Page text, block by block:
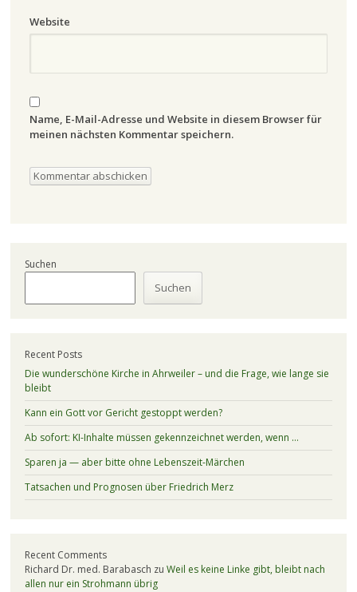
Website
Name, E-Mail-Adresse und Website in diesem Browser für
meinen nächsten Kommentar speichern.
Suchen
Suchen
Recent Posts
Die wunderschöne Kirche in Ahrweiler – und die Frage, wie lange sie
bleibt
Kann ein Gott vor Gericht gestoppt werden?
Ab sofort: KI-Inhalte müssen gekennzeichnet werden, wenn …
Sparen ja — aber bitte ohne Lebenszeit-Märchen
Tatsachen und Prognosen über Friedrich Merz
Recent Comments
Richard Dr. med. Barabasch zu Weil es keine Linke gibt, bleibt nach
allen nur ein Strohmann übrig